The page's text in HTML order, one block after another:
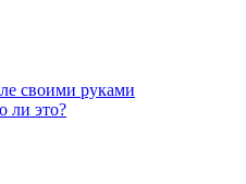
своими руками
ли это?